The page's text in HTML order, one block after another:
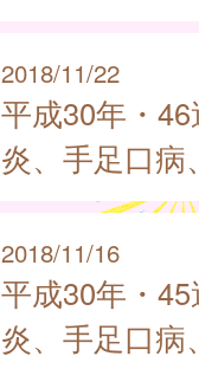
2018/11/22
平成30年・
炎、手足口病
2018/11/16
平成30年・
炎、手足口病